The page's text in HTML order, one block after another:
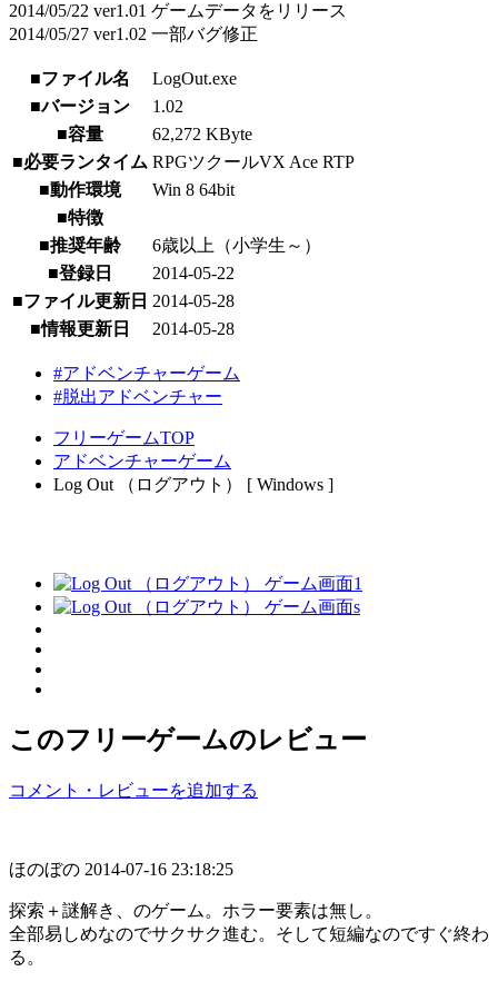
2014/05/22 ver1.01 ゲームデータをリリース
2014/05/27 ver1.02 一部バグ修正
■ファイル名
LogOut.exe
■バージョン
1.02
■容量
62,272 KByte
■必要ランタイム RPGツクールVX Ace RTP
■動作環境
Win 8 64bit
■特徴
■推奨年齢
6歳以上（小学生～）
■登録日
2014-05-22
■ファイル更新日 2014-05-28
■情報更新日
2014-05-28
#アドベンチャーゲーム
#脱出アドベンチャー
フリーゲームTOP
アドベンチャーゲーム
Log Out （ログアウト） [ Windows ]
このフリーゲームのレビュー
コメント・レビューを追加する
ほのぼの 2014-07-16 23:18:25
探索＋謎解き、のゲーム。ホラー要素は無し。
全部易しめなのでサクサク進む。そして短編なのですぐ終わ
る。